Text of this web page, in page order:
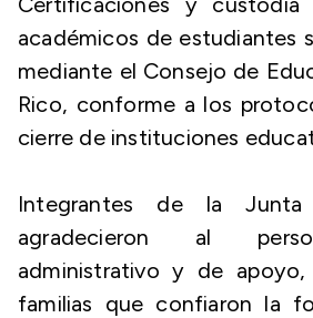
académicos de estudiantes
mediante el Consejo de
Rico, conforme a los
cierre de instituciones
Integrantes de la Junta
agradecieron al
administrativo y de
familias que confiaron la